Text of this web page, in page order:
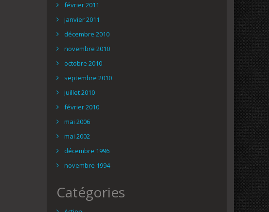
février 2011
janvier 2011
décembre 2010
novembre 2010
octobre 2010
septembre 2010
juillet 2010
février 2010
mai 2006
mai 2002
décembre 1996
novembre 1994
Catégories